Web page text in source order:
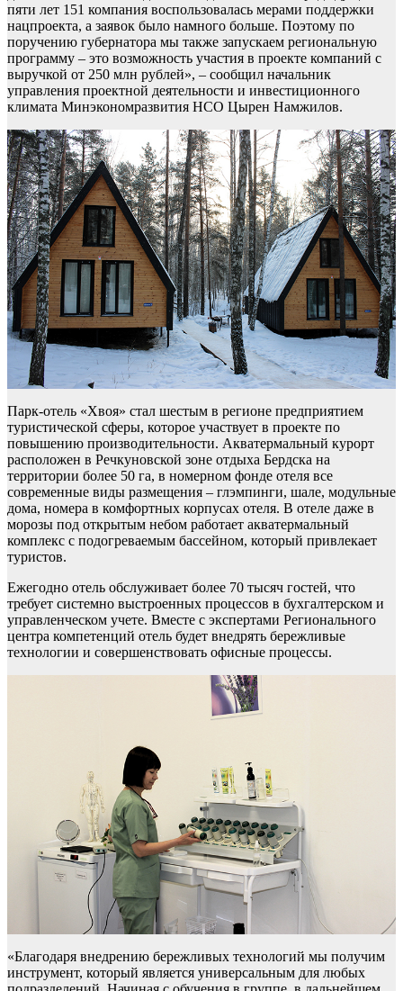
пяти лет 151 компания воспользовалась мерами поддержки
нацпроекта, а заявок было намного больше. Поэтому по
поручению губернатора мы также запускаем региональную
программу – это возможность участия в проекте компаний с
выручкой от 250 млн рублей», – сообщил начальник
управления проектной деятельности и инвестиционного
климата Минэкономразвития НСО Цырен Намжилов.
Парк-отель «Хвоя» стал шестым в регионе предприятием
туристической сферы, которое участвует в проекте по
повышению производительности. Акватермальный курорт
расположен в Речкуновской зоне отдыха Бердска на
территории более 50 га, в номерном фонде отеля все
современные виды размещения – глэмпинги, шале, модульные
дома, номера в комфортных корпусах отеля. В отеле даже в
морозы под открытым небом работает акватермальный
комплекс с подогреваемым бассейном, который привлекает
туристов.
Ежегодно отель обслуживает более 70 тысяч гостей, что
требует системно выстроенных процессов в бухгалтерском и
управленческом учете. Вместе с экспертами Регионального
центра компетенций отель будет внедрять бережливые
технологии и совершенствовать офисные процессы.
«Благодаря внедрению бережливых технологий мы получим
инструмент, который является универсальным для любых